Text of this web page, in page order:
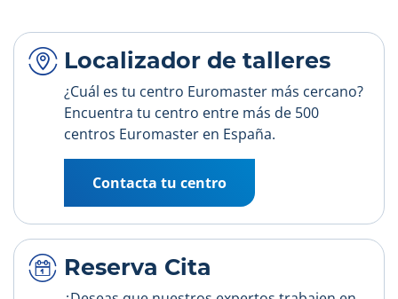
Localizador de talleres
¿Cuál es tu centro Euromaster más cercano?
Encuentra tu centro entre más de 500
centros Euromaster en España.
Contacta tu centro
Reserva Cita